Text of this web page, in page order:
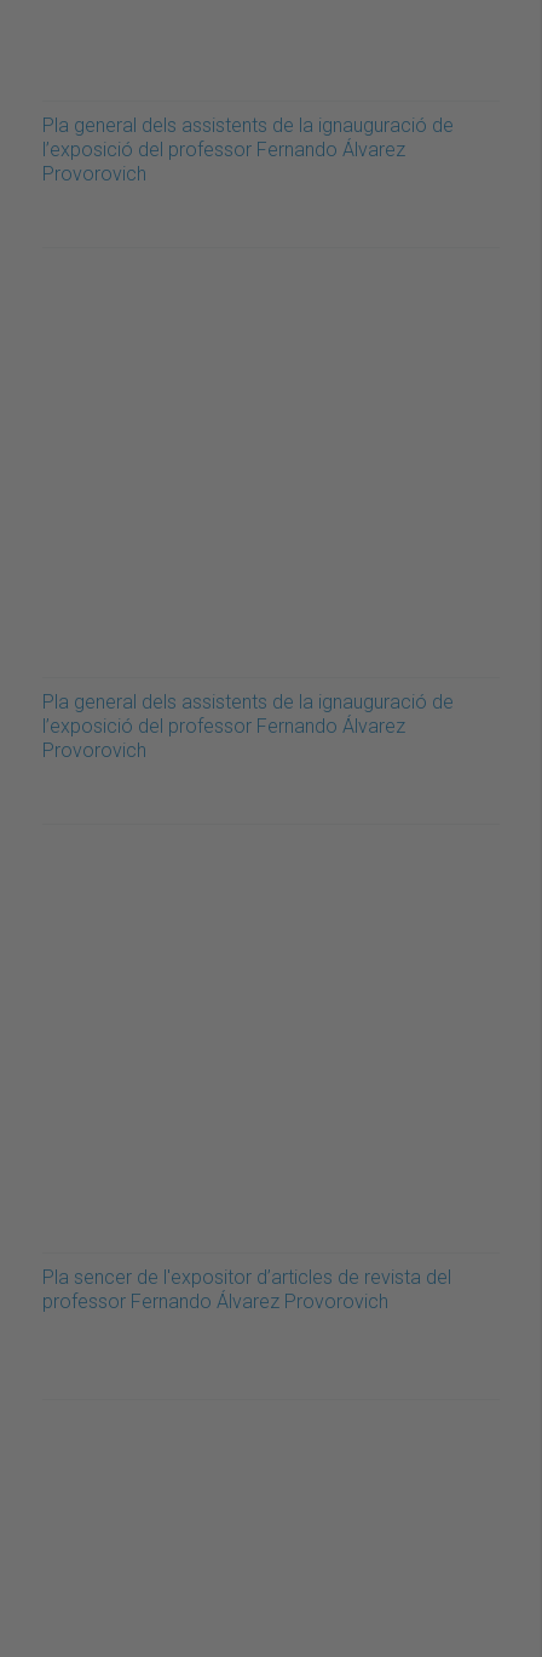
Pla general dels assistents de la ignauguració de
l’exposició del professor Fernando Álvarez
Provorovich
Pla general dels assistents de la ignauguració de
l’exposició del professor Fernando Álvarez
Provorovich
Pla sencer de l'expositor d’articles de revista del
professor Fernando Álvarez Provorovich